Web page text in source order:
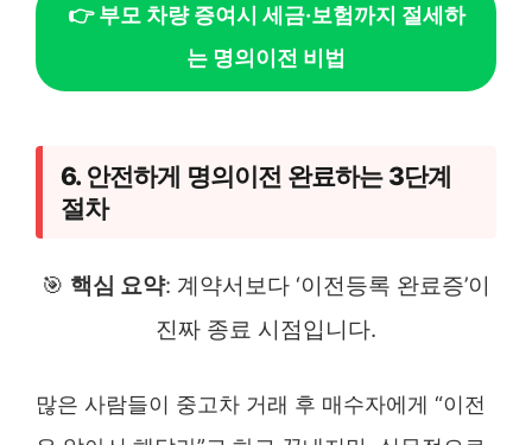
👉 부모 차량 증여시 세금·보험까지 절세하
는 명의이전 비법
6. 안전하게 명의이전 완료하는 3단계
절차
🎯 핵심 요약: 계약서보다 ‘이전등록 완료증’이
진짜 종료 시점입니다.
많은 사람들이 중고차 거래 후 매수자에게 “이전